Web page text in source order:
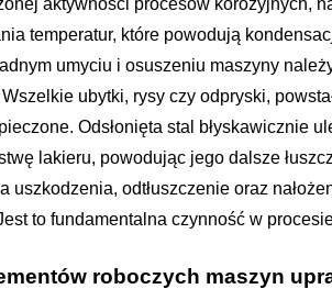
aktywności procesów korozyjnych,
temperatur, które powodują
umyciu i osuszeniu maszyny
ubytki, rysy czy odpryski,
Odsłonięta stal błyskawicznie
lakieru, powodując jego dalsze
uszkodzenia, odtłuszczenie oraz
to fundamentalna czynność w
roboczych maszyn